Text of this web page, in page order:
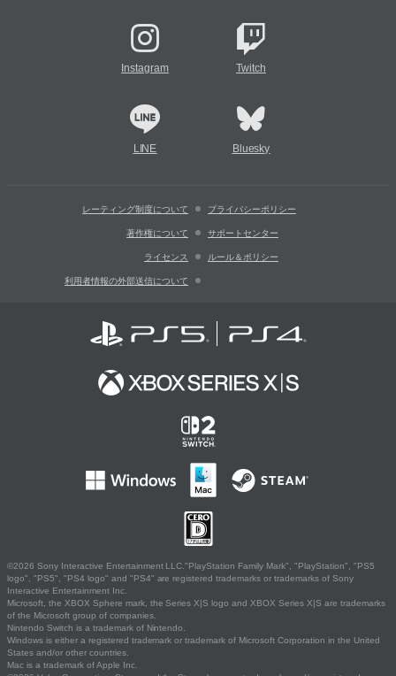
Instagram Twitch
LINE Bluesky
レーティング制度について プライバシーポリシー
著作権について サポートセンター
ライセンス ルール＆ポリシー
利用者情報の外部送信について
©2026 Sony Interactive Entertainment LLC."PlayStation Family Mark", "PlayStation", "PS5
logo", "PS5", "PS4 logo" and "PS4" are registered trademarks or trademarks of Sony
Interactive Entertainment Inc.
Microsoft, the XBOX Sphere mark, the Series X|S logo and XBOX Series X|S are trademarks
of the Microsoft group of companies.
Nintendo Switch is a trademark of Nintendo.
Windows is either a registered trademark or trademark of Microsoft Corporation in the United
States and/or other countries.
Mac is a trademark of Apple Inc.